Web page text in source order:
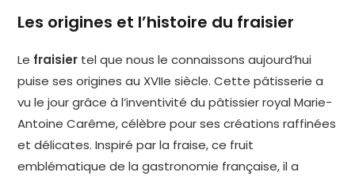
Les origines et l’histoire du fraisier
Le fraisier tel que nous le connaissons aujourd’hui
puise ses origines au XVIIe siècle. Cette pâtisserie a
vu le jour grâce à l’inventivité du pâtissier royal Marie-
Antoine Carême, célèbre pour ses créations raffinées
et délicates. Inspiré par la fraise, ce fruit
emblématique de la gastronomie française, il a